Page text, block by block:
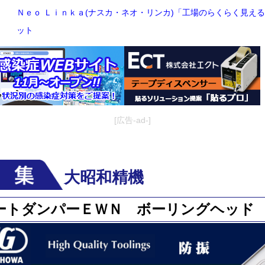
Ｎｅｏ Ｌｉｎｋａ(ナスカ・ネオ・リンカ)「工場のらくらく見え
ット
[広告-ad-]
大昭和精機
トダンパーＥＷＮ ボーリングヘッド